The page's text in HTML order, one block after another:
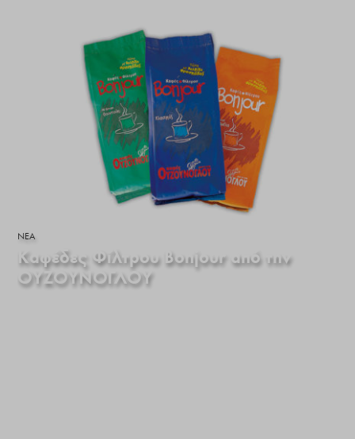
ΝΕΑ
Καφέδες Φίλτρου Bonjour από την
ΟΥΖΟΥΝΟΓΛΟΥ